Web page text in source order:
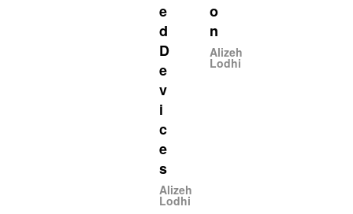
e
d
D
e
v
i
c
e
s
Alizeh
Lodhi
o
n
Alizeh
Lodhi